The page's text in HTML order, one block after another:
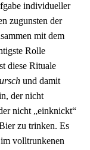
individueller
zugunsten der
mit dem
Rolle
diese Rituale
und damit
der nicht
nicht „einknickt“
zu trinken. Es
volltrunkenen